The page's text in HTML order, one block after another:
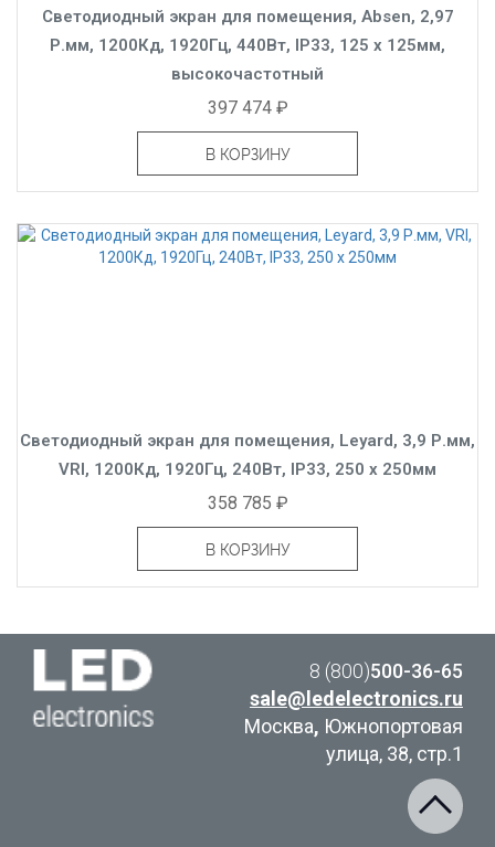
Светодиодный экран для помещения, Absen, 2,97
Р.мм, 1200Кд, 1920Гц, 440Вт, IP33, 125 x 125мм,
высокочастотный
397 474 ₽
В КОРЗИНУ
Светодиодный экран для помещения, Leyard, 3,9 Р.мм,
VRI, 1200Кд, 1920Гц, 240Вт, IP33, 250 x 250мм
358 785 ₽
В КОРЗИНУ
8 (800)500-36-65
sale@ledelectronics.ru
Москва, Южнопортовая
улица, 38, стр.1